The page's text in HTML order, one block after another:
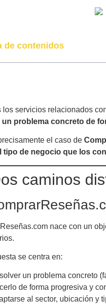
de contenidos
los servicios relacionados
un problema concreto de
el caso de
tipo de negocio que los
caminos
nace con un
se centra en:
un problema concreto
de forma progresiva y
al sector, ubicación y